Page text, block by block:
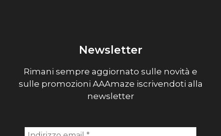
Newsletter
Rimani sempre aggiornato sulle novità e
sulle promozioni AAAmaze iscrivendoti alla
newsletter